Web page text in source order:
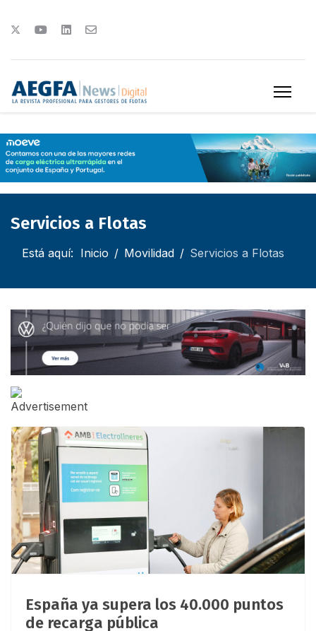
Servicios a Flotas
Está aquí: Inicio Movilidad Servicios a Flotas
España ya supera los 40.000 puntos
de recarga pública